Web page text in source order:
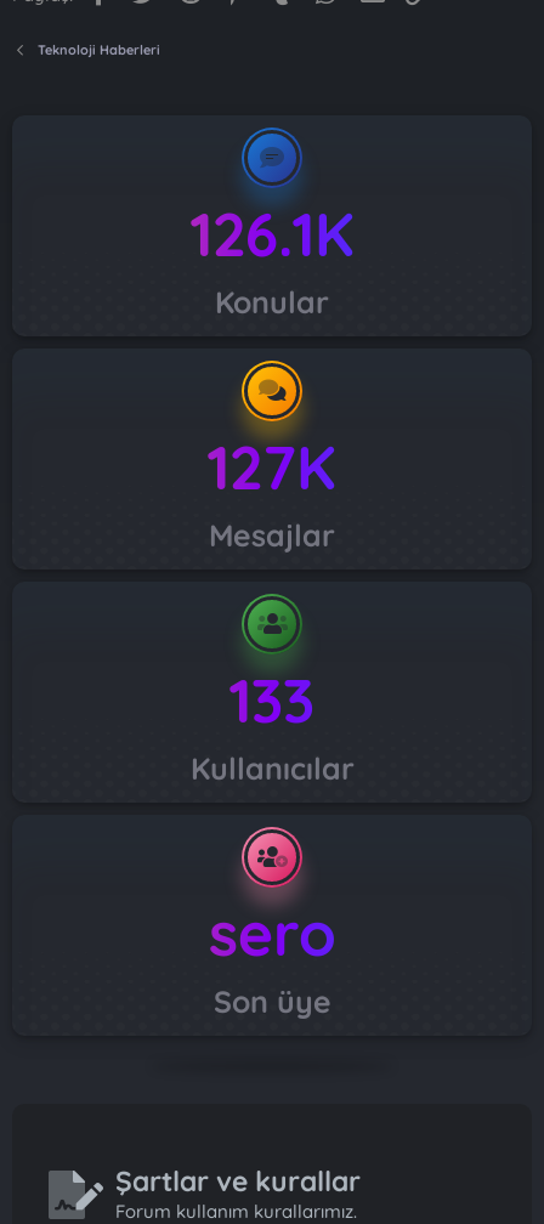
Teknoloji Haberleri
126.1K
Konular
127K
Mesajlar
133
Kullanıcılar
sero
Son üye
Şartlar ve kurallar
Forum kullanım kurallarımız.